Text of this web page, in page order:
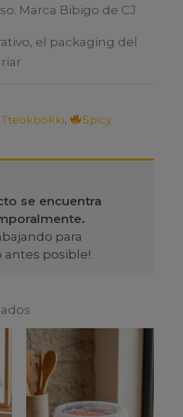
Marca Bibigo de CJ
el packaging del
Tteokbokki,
Spicy
se encuentra
para
antes posible!